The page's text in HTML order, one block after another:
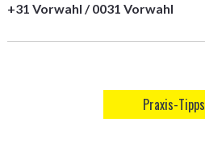
+31 Vorwahl / 0031 Vorwahl
Praxis-Tipps